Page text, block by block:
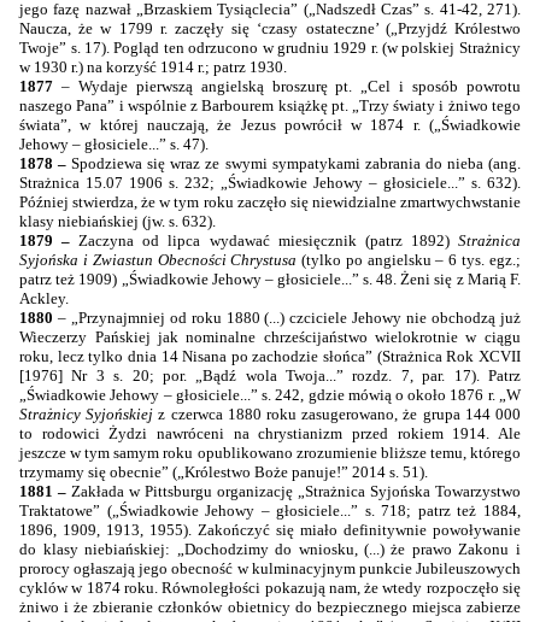
jego fazę nazwał „Brzaskiem Tysiąclecia” („Nadszedł Czas” s. 41-42, 271).
Naucza, że w 1799 r. zaczęły się ‘czasy ostateczne’ („Przyjdź Królestwo
Twoje” s. 17). Pogląd ten odrzucono w grudniu 1929 r. (w polskiej Strażnicy
w 1930 r.) na korzyść 1914 r.; patrz 1930.
1877 – Wydaje pierwszą angielską broszurę pt. „Cel i sposób powrotu
naszego Pana” i wspólnie z Barbourem książkę pt. „Trzy światy i żniwo tego
świata”, w której nauczają, że Jezus powrócił w 1874 r. („Świadkowie
Jehowy – głosiciele...” s. 47).
1878 –Spodziewa się wraz ze swymi sympatykami zabrania do nieba (ang.
Strażnica 15.07 1906 s. 232; „Świadkowie Jehowy – głosiciele...” s. 632).
Później stwierdza, że w tym roku zaczęło się niewidzialne zmartwychwstanie
klasy niebiańskiej (jw. s. 632).
1879 –Zaczyna od lipca wydawać miesięcznik (patrz 1892) Strażnica
Syjońska i Zwiastun Obecności Chrystusa (tylko po angielsku – 6 tys. egz.;
patrz też 1909) „Świadkowie Jehowy – głosiciele...” s. 48. Żeni się z Marią F.
Ackley.
1880 – „Przynajmniej od roku 1880 (...) czciciele Jehowy nie obchodzą już
Wieczerzy Pańskiej jak nominalne chrześcijaństwo wielokrotnie w ciągu
roku, lecz tylko dnia 14 Nisana po zachodzie słońca” (Strażnica Rok XCVII
[1976] Nr 3 s. 20; por. „Bądź wola Twoja...” rozdz. 7, par. 17). Patrz
„Świadkowie Jehowy – głosiciele...” s. 242, gdzie mówią o około 1876 r. „W
Strażnicy Syjońskiej z czerwca 1880 roku zasugerowano, że grupa 144 000
to rodowici Żydzi nawróceni na chrystianizm przed rokiem 1914. Ale
jeszcze w tym samym roku opublikowano zrozumienie bliższe temu, którego
trzymamy się obecnie” („Królestwo Boże panuje!” 2014 s. 51).
1881 –Zakłada w Pittsburgu organizację „Strażnica Syjońska Towarzystwo
Traktatowe” („Świadkowie Jehowy – głosiciele...” s. 718; patrz też 1884,
1896, 1909, 1913, 1955). Zakończyć się miało definitywnie powoływanie
do klasy niebiańskiej: „Dochodzimy do wniosku, (...) że prawo Zakonu i
prorocy ogłaszają jego obecność w kulminacyjnym punkcie Jubileuszowych
cyklów w 1874 roku. Równoległości pokazują nam, że wtedy rozpoczęło się
żniwo i że zbieranie członków obietnicy do bezpiecznego miejsca zabierze